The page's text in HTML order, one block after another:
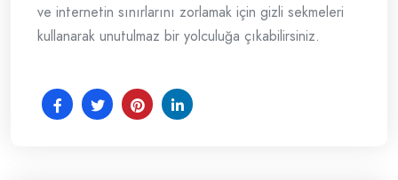
ve internetin sınırlarını zorlamak için gizli sekmeleri
kullanarak unutulmaz bir yolculuğa çıkabilirsiniz.